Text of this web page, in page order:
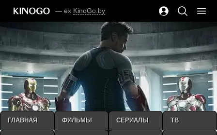
— ex KinoGo.by
ГЛАВНАЯ ФИЛЬМЫ СЕРИАЛЫ ТВ